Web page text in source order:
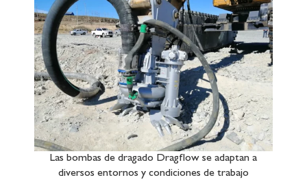
Las bombas de dragado Dragflow se adaptan a
diversos entornos y condiciones de trabajo